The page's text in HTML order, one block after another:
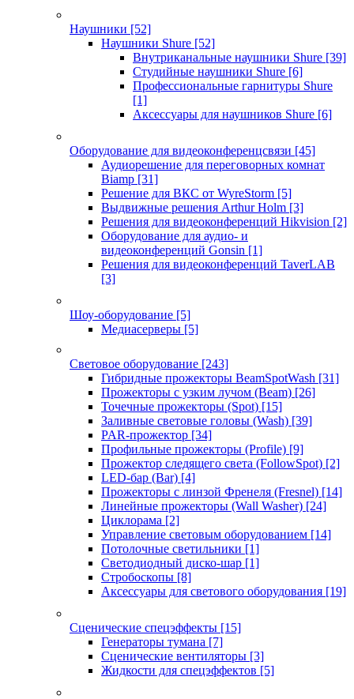
Наушники [52]
Наушники Shure [52]
Внутриканальные наушники Shure [39]
Студийные наушники Shure [6]
Профессиональные гарнитуры Shure
[1]
Аксессуары для наушников Shure [6]
Оборудование для видеоконференцсвязи [45]
Аудиорешение для переговорных комнат
Biamp [31]
Решение для ВКС от WyreStorm [5]
Выдвижные решения Arthur Holm [3]
Решения для видеоконференций Hikvision [2]
Оборудование для аудио- и
видеоконференций Gonsin [1]
Решения для видеоконференций TaverLAB
[3]
Шоу-оборудование [5]
Медиасерверы [5]
Световое оборудование [243]
Гибридные прожекторы BeamSpotWash [31]
Прожекторы с узким лучом (Beam) [26]
Точечные прожекторы (Spot) [15]
Заливные световые головы (Wash) [39]
PAR-прожектор [34]
Профильные прожекторы (Profile) [9]
Прожектор следящего света (FollowSpot) [2]
LED-бар (Bar) [4]
Прожекторы с линзой Френеля (Fresnel) [14]
Линейные прожекторы (Wall Washer) [24]
Циклорама [2]
Управление световым оборудованием [14]
Потолочные светильники [1]
Светодиодный диско-шар [1]
Стробоскопы [8]
Аксессуары для светового оборудования [19]
Сценические спецэффекты [15]
Генераторы тумана [7]
Сценические вентиляторы [3]
Жидкости для спецэффектов [5]